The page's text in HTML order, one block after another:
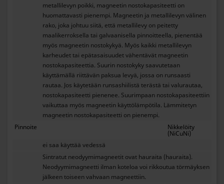
metallilevyn poikki, magneetin nostokapasiteetti on
huomattavasti pienempi. Magneetin ja metallilevyn välinen
rako, joka johtuu siitä, että metallilevy on peitetty
maalikerroksella tai galvaanisella pinnoitteella, pienentää
myös magneetin nostokykyä. Myös kaikki metallilevyn
karheudet tai epätasaisuudet vähentävät magneetin
nostokapasiteettia. Suurin nostokyky saavutetaan
käyttämällä riittävän paksua levyä, jossa on runsaasti
rautaa. Jos käytetään runsashiilistä terästä tai valurautaa,
nostokapasiteetti pienenee. Suurimpaan nostokapasiteettiin
vaikuttaa myös magneetin käyttölämpötila. Lämmitetyn
magneetin nostokapasiteetti on pienempi.
Pinnoite
Nikkelöity
(NiCuNi)
ei saa käyttää vedessä
Sintratut neodyymimagneetit ovat hauraita (hauraita).
Neodyymimagneetti ilman koteloa voi rikkoutua törmäyksen
jälkeen toiseen vahvaan magneettiin.